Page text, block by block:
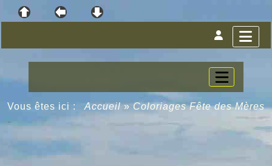
Vous êtes ici : Accueil» Coloriages Fête des Mères